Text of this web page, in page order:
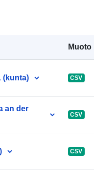
Muoto
(kunta) CSV
an der
CSV
CSV